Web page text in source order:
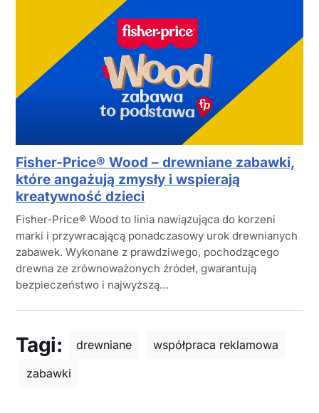
Fisher-Price® Wood – drewniane zabawki,
które angażują zmysły i wspierają
kreatywność dzieci
Fisher-Price® Wood to linia nawiązująca do korzeni
marki i przywracającą ponadczasowy urok drewnianych
zabawek. Wykonane z prawdziwego, pochodzącego
drewna ze zrównoważonych źródeł, gwarantują
bezpieczeństwo i najwyższą…
Tagi: drewniane
współpraca reklamowa
zabawki